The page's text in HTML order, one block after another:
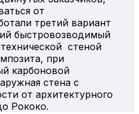
от
третий вариант
быстровозводимый
стеной
при
карбоновой
стена с
от архитектурного
Рококо.